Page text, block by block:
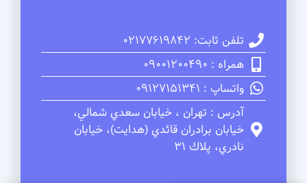
تلفن ثابت: 02177619842
همراه : 09001200490
واتساپ : 09127151341
آدرس : تهران ، خيابان سعدي شمالي،
خيابان برادران قائدي (هدايت)، خيابان
نادري، پلاك 31